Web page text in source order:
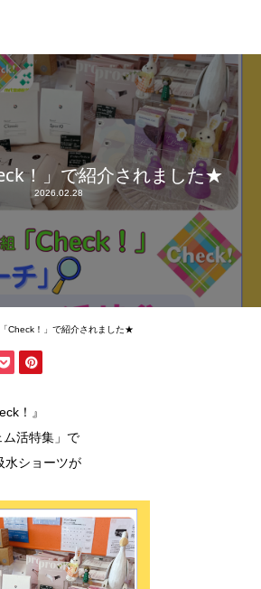
！」で紹介されました★
2026.02.28
Check！」で紹介されました★
！』
活特集」で
水ショーツが